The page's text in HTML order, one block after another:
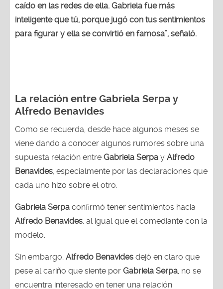
caído en las redes de ella. Gabriela fue más
inteligente que tú, porque jugó con tus sentimientos
para figurar y ella se convirtió en famosa”, señaló.
La relación entre Gabriela Serpa y
Alfredo Benavides
Como se recuerda, desde hace algunos meses se
viene dando a conocer algunos rumores sobre una
supuesta relación entre Gabriela Serpa y Alfredo
Benavides , especialmente por las declaraciones que
cada uno hizo sobre el otro.
Gabriela Serpa confirmó tener sentimientos hacia
Alfredo Benavides , al igual que el comediante con la
modelo.
Sin embargo, Alfredo Benavides dejó en claro que
pese al cariño que siente por Gabriela Serpa , no se
encuentra interesado en tener una relación